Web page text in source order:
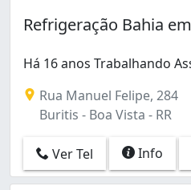
Refrigeração Bahia
Há 16 anos Trabalhando
Rua Manuel Felipe, 284
Buritis - Boa Vista - RR
Ver Tel Info